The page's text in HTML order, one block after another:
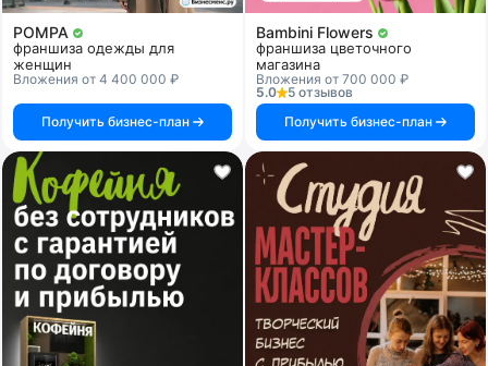
POMPA
франшиза одежды для
женщин
Вложения от 4 400 000 ₽
Получить бизнес-план
Bambini Flowers
франшиза цветочного
магазина
Вложения от 700 000 ₽
5.0
5 отзывов
Получить бизнес-план